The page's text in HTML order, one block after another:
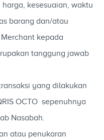
kesesuaian, waktu
barang dan/atau
kepada
tanggung jawab
yang dilakukan
OCTO sepenuhnya
Nasabah.
atau penukaran